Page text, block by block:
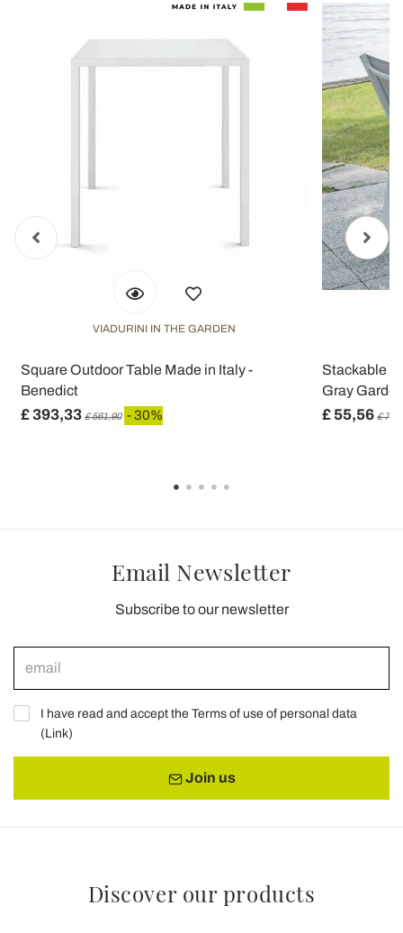
VIADURINI IN THE GARDEN
Square Outdoor Table Made in Italy -
Benedict
£ 393,33 £ 561,90 - 30%
Stackable
Gray
£ 55,56 £
Email Newsletter
Subscribe to our newsletter
I have read and accept the Terms of use of personal data
(Link)
Join us
Discover our products